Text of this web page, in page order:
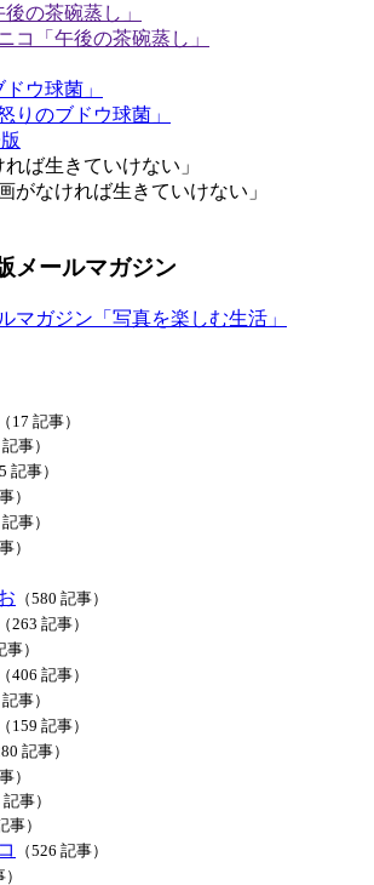
の茶碗蒸し」
ウ球菌」
ば生きていけない」
メールマガジン
マガジン「写真を楽しむ生活」
（17 記事）
事）
記事）
）
事）
）
（580 記事）
（263 記事）
事）
（406 記事）
事）
（159 記事）
記事）
）
事）
事）
（526 記事）